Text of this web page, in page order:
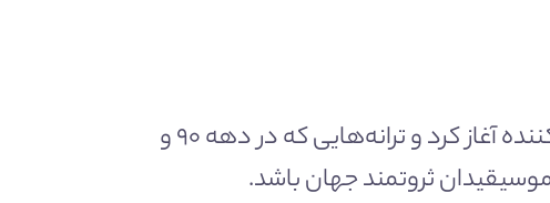
شان جان کامبز معروف به «دیدی» نیز کار خود در عرصه موسیقی را به عنوان رپر و تهیه کننده آغاز کرد و ترانه‌هایی که در دهه ۹۰ و